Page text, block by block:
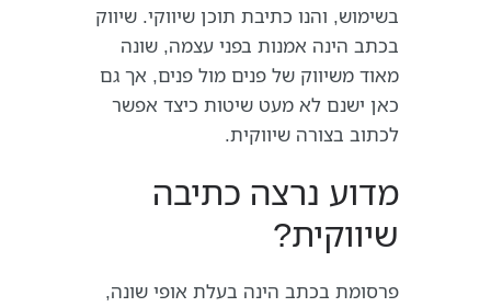
בשימוש, והנו כתיבת תוכן שיווקי. שיווק
בכתב הינה אמנות בפני עצמה, שונה
מאוד משיווק של פנים מול פנים, אך גם
כאן ישנם לא מעט שיטות כיצד אפשר
לכתוב בצורה שיווקית.
מדוע נרצה כתיבה
שיווקית?
פרסומת בכתב הינה בעלת אופי שונה,